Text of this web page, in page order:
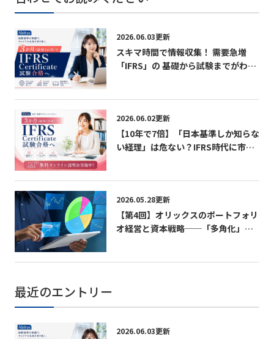
2026.06.03更新
スキマ時間で情報収集！ 需要急増
「IFRS」の 基礎から試験までがわか
2026.06.02更新
【10年で7倍】「日本基準しか知らな
い経理」は危ない？IFRS時代に市場
2026.05.28更新
【第4回】オリックスのポートフォリ
オ経営と資本戦略──「多角化」を
最近のエントリー
2026.06.03更新